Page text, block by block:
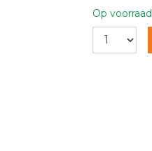
Op voorraad